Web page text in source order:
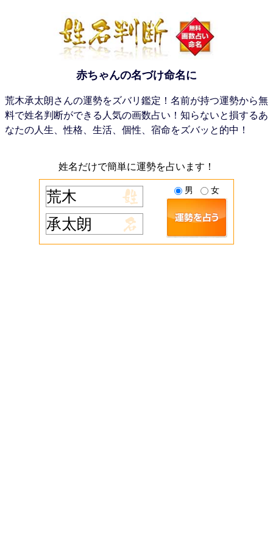
赤ちゃんの名づけ命名に
荒木承太朗さんの運勢をズバリ鑑定！名前が持つ運勢から無
料で姓名判断ができる人気の画数占い！知らないと損するあ
なたの人生、性格、生活、個性、宿命をズバッと的中！
姓名だけで簡単に運勢を占います！
男 女